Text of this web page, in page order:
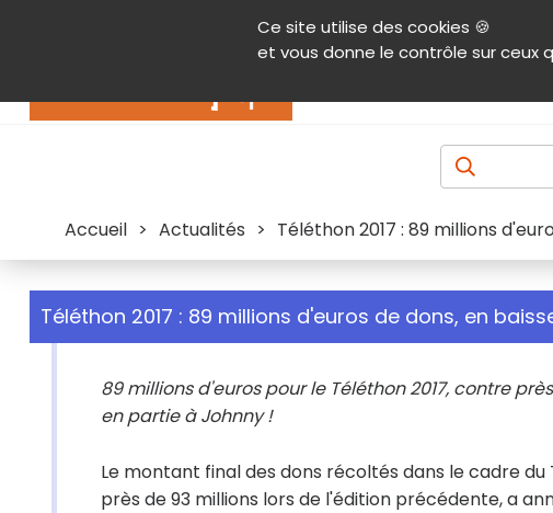
Ce site utilise des cookies 🍪
et vous donne le contrôle sur ceux
Contenu Aide et accessibilité Menu principal
Accueil > Actualités > Téléthon 2017 : 89 millions
Téléthon 2017 : 89 millions d'euros de dons, en
89 millions d'euros pour le Téléthon 2017, contre
en partie à Johnny !
Le montant final des dons récoltés dans lecadre du
près de 93 millions lors de l'édition précédente, a